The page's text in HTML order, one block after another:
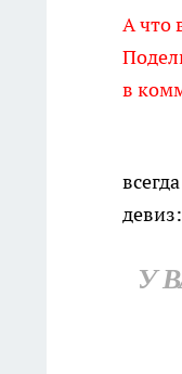
А что
в
У